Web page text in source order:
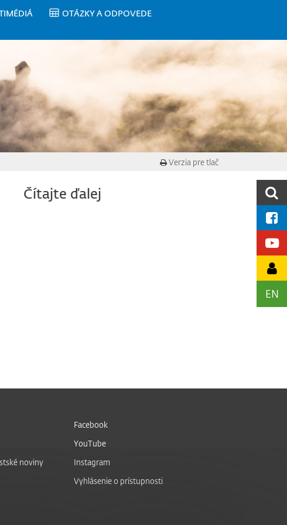
OTÁZKY A ODPOVEDE
EN
Verzia pre tlač
Čítajte ďalej
noviny
Facebook
YouTube
Instagram
Vyhlásenie o prístupnosti